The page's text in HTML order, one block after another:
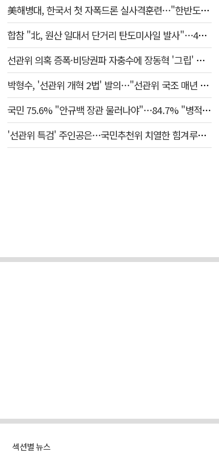
美해병대, 한국서 첫 자폭드론 실사격훈련…"한반도 지형 학습"
합참 "北, 원산 일대서 단거리 탄도미사일 발사"…42일 만
선관위 의혹 증폭·비당권파 자충수에 장동혁 '그립' 더 강해졌다
박형수, '선관위 개혁 2법' 발의…"선관위 국조 매년 실시"
국민 75.6% "안규백 장관 물러나야"…84.7% "병적기록부 공개해야"
'선관위 특검' 주인공은…국민추천위 치열한 힘겨루기 나설 듯
섹션별 뉴스